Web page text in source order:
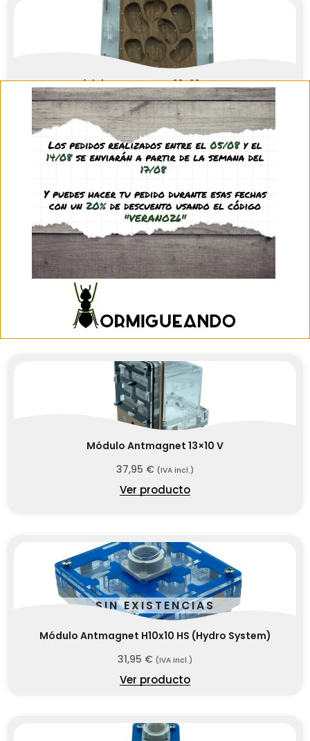
Módulo Antmagnet 10×10 MAD-H
45,95€ (IVA incl.)
Ver producto
SIN EXISTENCIAS
Módulo Antmagnet 10×10 MAD-V
Ver producto
Módulo Antmagnet 13×10 V
37,95 € (IVA incl.)
Ver producto
SIN EXISTENCIAS
Módulo Antmagnet H10x10 HS (Hydro System)
31,95 € (IVA incl.)
Ver producto